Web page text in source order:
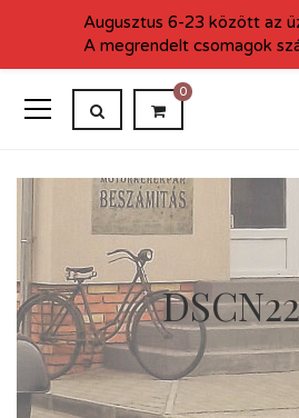
0
Augusztus 6-23 között az
A megrendelt csomagok